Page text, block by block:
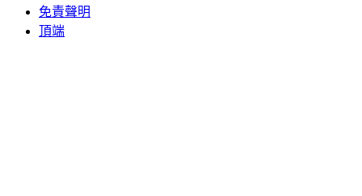
免責聲明
頂端